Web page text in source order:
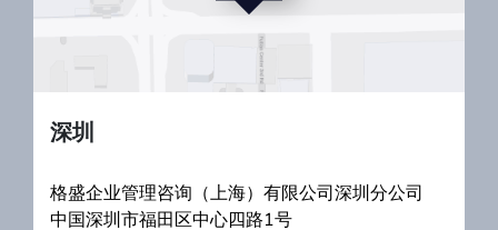
深圳
格盛企业管理咨询（上海）有限公司深圳分公司
中国深圳市福田区中心四路1号